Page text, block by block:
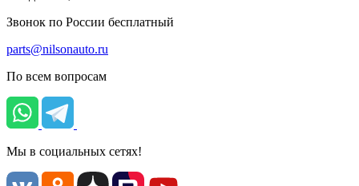
Звонок по России бесплатный
parts@nilsonauto.ru
По всем вопросам
Мы в социальных сетях!